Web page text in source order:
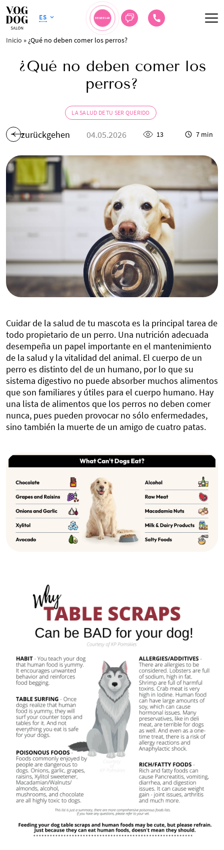
ES RESERVAR
Inicio » ¿Qué no deben comer los perros?
¿Qué no deben comer los
perros?
LA SALUD DE TU SER QUERIDO
zurückgehen 04.05.2026 13 7 min
Cuidar de la salud de tu mascota es la principal tarea de
todo propietario de un perro. Una nutrición adecuada
desempeña un papel importante en el mantenimiento
de la salud y la vitalidad del animal. El cuerpo de un
perro es distinto del de un humano, por lo que su
sistema digestivo no puede absorber muchos alimentos
que son familiares y útiles para el cuerpo humano. Hay
una lista de alimentos que los perros no deben comer
nunca, pues pueden provocar no sólo enfermedades,
sino también la muerte de un amigo de cuatro patas.